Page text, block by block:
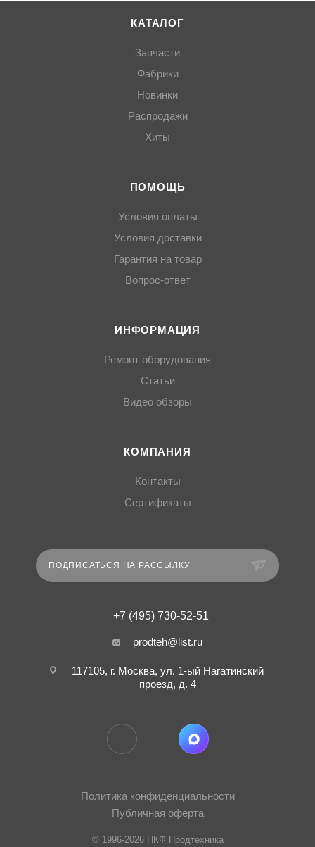
КАТАЛОГ
Запчасти
Фабрики
Новинки
Распродажи
Хиты
ПОМОЩЬ
Условия оплаты
Условия доставки
Гарантия на товар
Вопрос-ответ
ИНФОРМАЦИЯ
Ремонт оборудования
Статьи
Видео обзоры
КОМПАНИЯ
Контакты
Сертификаты
ПОДПИСАТЬСЯ НА РАССЫЛКУ
+7 (495) 730-52-51
prodteh@list.ru
117105, г. Москва, ул. 1-ый Нагатинский
проезд, д. 4
Политика конфиденциальности
Публичная оферта
© 1996-2026 ПКФ Продтехника